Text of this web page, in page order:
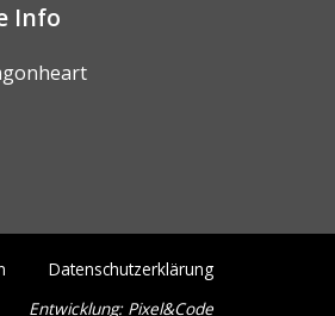
Info
Datenschutzerklärung
Entwicklung: Pixel&Code